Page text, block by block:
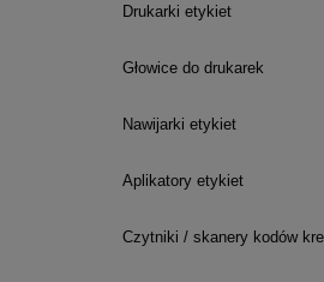
Drukarki etykiet
Głowice do drukarek
Nawijarki etykiet
Aplikatory etykiet
Czytniki / skanery kodów